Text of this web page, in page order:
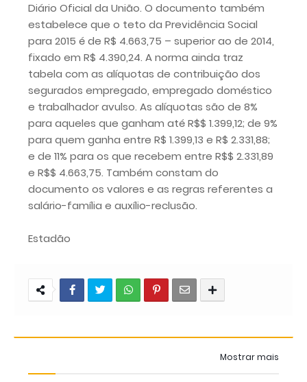
Diário Oficial da União. O documento também
estabelece que o teto da Previdência Social
para 2015 é de R$ 4.663,75 – superior ao de 2014,
fixado em R$ 4.390,24. A norma ainda traz
tabela com as alíquotas de contribuição dos
segurados empregado, empregado doméstico
e trabalhador avulso. As alíquotas são de 8%
para aqueles que ganham até R$$ 1.399,12; de 9%
para quem ganha entre R$ 1.399,13 e R$ 2.331,88;
e de 11% para os que recebem entre R$$ 2.331,89
e R$$ 4.663,75. Também constam do
documento os valores e as regras referentes a
salário-família e auxílio-reclusão.
Estadão
Mostrar mais